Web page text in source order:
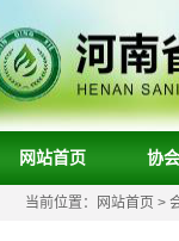
网站首页 协
当前位置： 网站首页 >